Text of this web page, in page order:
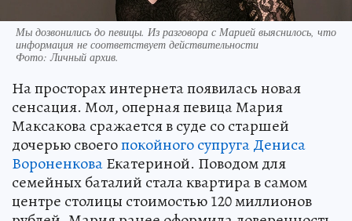
Мы дозвонились до певицы. Из разговора с Марией выяснилось, что
информация не соответствует действительности
Фото:Личный архив.
На просторах интернета появилась новая
сенсация. Мол, оперная певица Мария
Максакова сражается в суде со старшей
дочерью своегопокойного супруга Дениса
ВороненковаЕкатериной. Поводом для
семейных баталий стала квартира в самом
центре столицы стоимостью 120 миллионов